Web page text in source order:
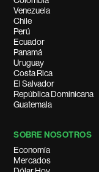
Venezuela
Chile
Perú
Ecuador
Panamá
Uruguay
Costa Rica
El Salvador
República Dominicana
Guatemala
SOBRE NOSOTROS
Economía
Mercados